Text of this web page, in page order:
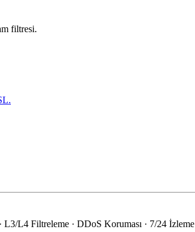
filtresi.
L4 Filtreleme · DDoS Koruması · 7/24 İzleme